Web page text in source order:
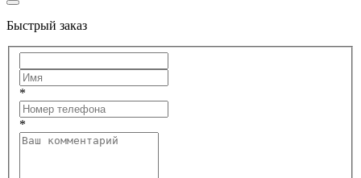
Быстрый заказ
*
*